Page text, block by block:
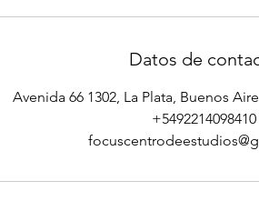
Datos de
Avenida 66 1302, La Plata, Buenos
+5492214098410